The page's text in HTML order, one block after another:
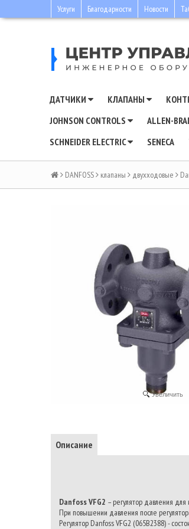
Услуги Благодарности Новости
ДАТЧИКИ КЛАПАНЫ
JOHNSON CONTROLS
ALLEN-
SCHNEIDER ELECTRIC
SENECA
DANFOSS клапаны двухходовые
Увеличить
Описание
Danfoss VFG2 – регулятор давления для
При повышении давления после
Регулятор Danfoss VFG2 (065B2388) -